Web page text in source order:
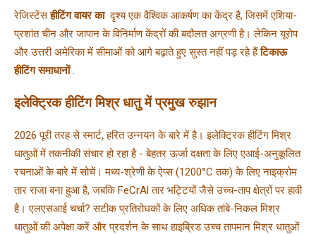
रेजिस्टेंस हीटिंग वायर का दृश्य एक वैश्विक आकर्षण का केंद्र है, जिसमें एशिया-
प्रशांत चीन और जापान के विनिर्माण केंद्रों की बदौलत अग्रणी है। लेकिन यूरोप
और उत्तरी अमेरिका में सीमाओं को आगे बढ़ाते हुए सुस्त नहीं पड़ रहे हैं टिकाऊ
हीटिंग समाधानों
इलेक्ट्रिक हीटिंग मिश्र धातु में प्रमुख रुझान
2026 पूरी तरह से स्मार्ट, हरित उन्नयन के बारे में है। इलेक्ट्रिक हीटिंग मिश्र
धातुओं में तकनीकी संचार हो रहा है - बेहतर ऊर्जा दक्षता के लिए एआई-अनुकूलित
रचनाओं के बारे में सोचें। मध्य-श्रेणी के ऐप्स (1200°C तक) के लिए नाइक्रोम
तार राजा बना हुआ है, जबकि FeCrAl तार भट्टियों जैसे उच्च-ताप ​​क्षेत्रों पर हावी
है। एलएसआई चर्चा? सटीक प्रतिरोधकों के लिए अधिक तांबे-निकल मिश्र
धातुओं की अपेक्षा करें और प्रदर्शन के साथ हाइब्रिड उच्च तापमान मिश्र धातुओं